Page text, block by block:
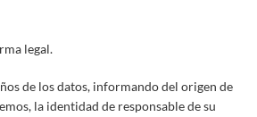
legal.
de los datos, informando del origen de
la identidad de responsable de su